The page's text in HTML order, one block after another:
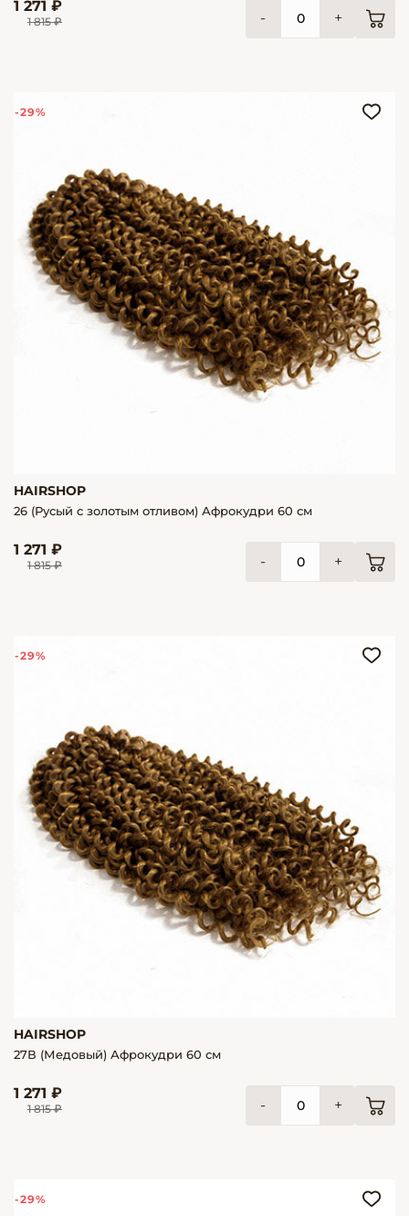
1 271 ₽
1 815 ₽ - +
-29%
HAIRSHOP
26 (Русый с золотым отливом) Афрокудри 60 см
1 271 ₽
1 815 ₽ - +
-29%
HAIRSHOP
27В (Медовый) Афрокудри 60 см
1 271 ₽
1 815 ₽ - +
-29%